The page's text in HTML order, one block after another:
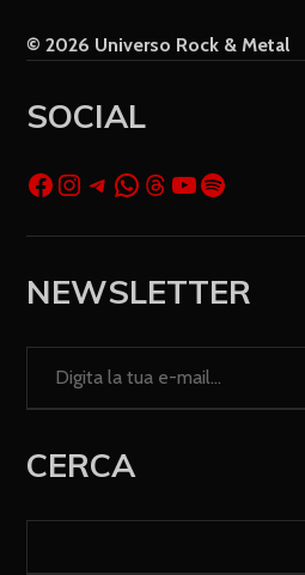
© 2026 Universo Rock & Metal
SOCIAL
NEWSLETTER
CERCA